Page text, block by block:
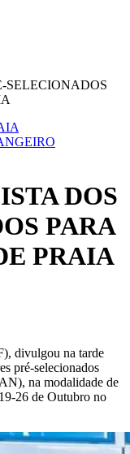
SELECIONADOS
DOS
PARA
PRAIA
divulgou na tarde
pré-selecionados
na modalidade de
26 de Outubro no